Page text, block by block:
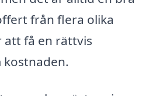
från flera olika
få en rättvis